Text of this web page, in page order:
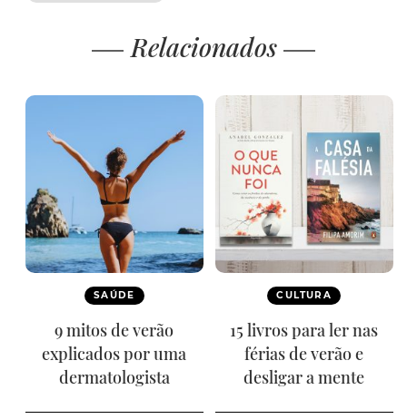
Relacionados
SAÚDE
9 mitos de verão
explicados por uma
dermatologista
CULTURA
15 livros para ler nas
férias de verão e
desligar a mente